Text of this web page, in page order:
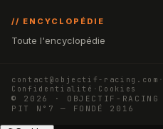
// ENCYCLOPÉDIE
Toute l'encyclopédie
contact@objectif-racing.com ·
Confidentialité · Cookies
© 2026 · OBJECTIF-
PIT N°7 — FONDÉ 2016